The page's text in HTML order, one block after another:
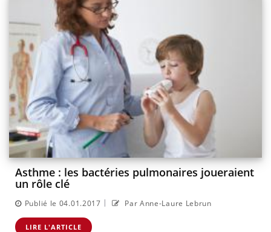
Asthme : les bactéries pulmonaires joueraient
un rôle clé
Publié le 04.01.2017 | Par Anne-Laure Lebrun
LIRE L'ARTICLE